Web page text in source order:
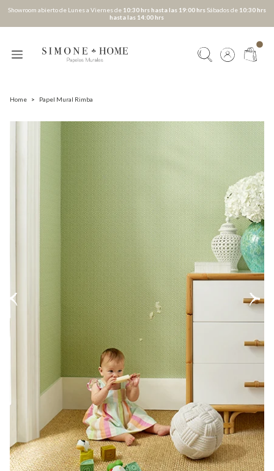
Showroom abierto de Lunes a Viernes de 10:30 hrs hasta las 19:00 hrsSábados de 10:30 hrs
hasta las 14:00 hrs
Home > Papel Mural Rimba